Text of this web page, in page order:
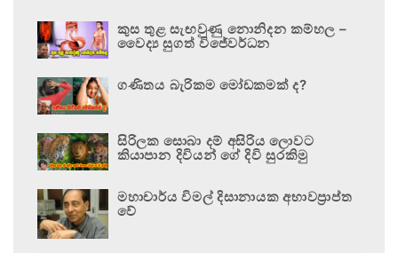
කුස තුළ සැඟවුණු නොනිදන කම්හල –
වෛද්‍ය සුගත් විජේවර්ධන
ගණිතය බැරිකම මෝඩකමක් ද?
සිරිලක සොබා දම් අසිරිය ලොවට
කියාපාන දිවියන් ගේ දිවි සුරකිමු
මහාචාර්ය විමල් දිසානායක අභාවප්‍රාප්ත
වේ